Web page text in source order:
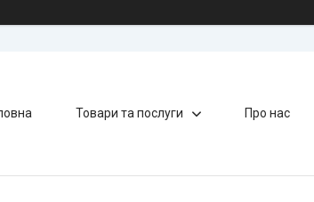
Товари та послуги Про нас